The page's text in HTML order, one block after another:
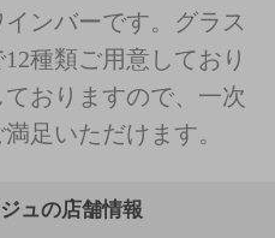
ンバーです。グラス
種類ご用意しており
おりますので、一次
足いただけます。
ュの店舗情報